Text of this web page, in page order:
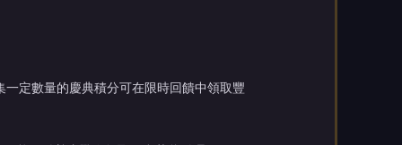
定數量的慶典積分可在限時回饋中領取豐